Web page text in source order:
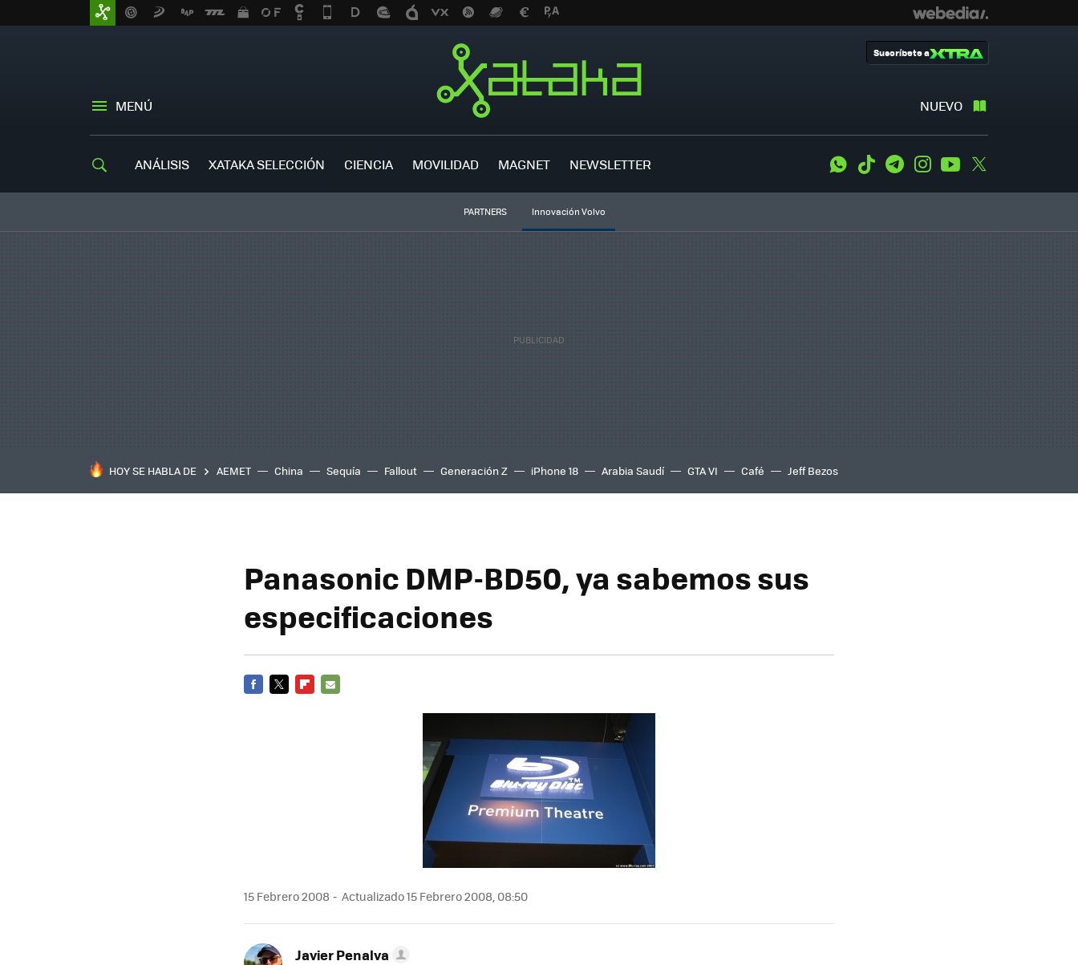
MENÚ NUEVO
Suscríbete a
ANÁLISIS XATAKA SELECCIÓN CIENCIA MOVILIDAD MAGNET NEWSLETTER WhatsApp
Tiktok TelegramInstagramYoutube
PARTNERS Innovación Volvo
HOY SE HABLA DE AEMET China Sequía Fallout Generación Z iPhone 18 Arabia Saudí GTA VI Café Jeff Bezos
Panasonic DMP-BD50, ya sabemos sus
especificaciones
15 Febrero 2008 Actualizado 15 Febrero 2008, 08:50
Javier Penalva